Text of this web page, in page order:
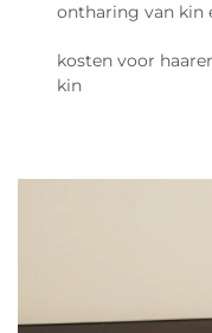
ontharing van kin
kosten voor
kin